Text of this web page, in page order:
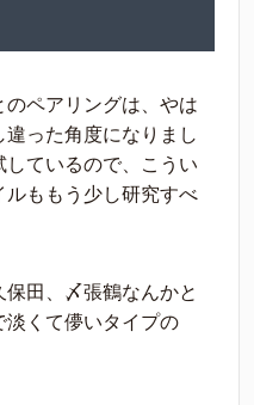
ペアリングは、やは
った角度になりまし
ているので、こうい
ルももう少し研究すべ
田、〆張鶴なんかと
淡くて儚いタイプの